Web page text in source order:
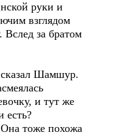
руки и
взглядом
Вслед за братом
Шамшур.
и тут же
есть?
тоже похожа